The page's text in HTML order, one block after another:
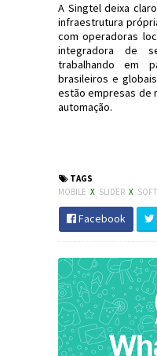
A Singtel deixa
infraestrutura
com operadoras
integradora de
trabalhando em
brasileiros e
estão empresas de
automação.
TAGS
MOBILE X SLIDER X
Facebook